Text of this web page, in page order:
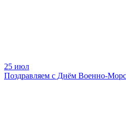
25 июл
Поздравляем с Днём Военно-